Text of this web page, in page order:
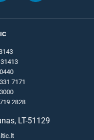
7171
2828
LT-51129